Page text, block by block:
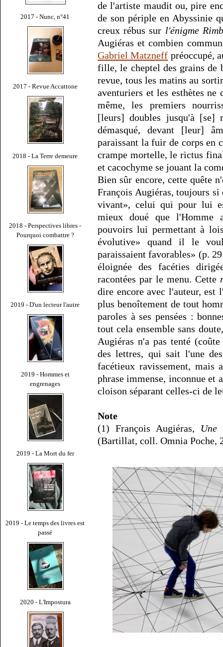
2017 - Nunc, n°41
2017 - Revue Accattone
2018 - La Terre demeure
2018 - Perspectives libres -
Pourquoi combattre ?
2019 - D'un lecteur l'autre
2019 - Hommes et
engrenages
2019 - La Mort du fer
2019 - Le temps des livres est
passé
2020 - L'Impostura
de l'artiste maudit ou, pire
de son périple en Abyssinie
creux rébus sur l'énigme
Augiéras et combien
Gabriel Matzneff préoccupé,
fille, le cheptel des grains de
revue, tous les matins au
aventuriers et les esthètes
même, les premiers
[leurs] doubles jusqu'à [se]
démasqué, devant [leur]
paraissant la fuir de corps en
crampe mortelle, le rictus
et cacochyme se jouant la
Bien sûr encore, cette quête
François Augiéras, toujours
vivant», celui qui pour lui
mieux doué que l'Homme
pouvoirs lui permettant à
évolutive» quand il le
paraissaient favorables» (p.
éloignée des facéties
racontées par le menu. Cette
dire encore avec l'auteur, est
plus benoîtement de tout
paroles à ses pensées :
tout cela ensemble sans
Augiéras n'a pas tenté
des lettres, qui sait l'une
facétieux ravissement, mais
phrase immense, inconnue et
cloison séparant celles-ci de
Note
(1) François Augiéras, Une
(Bartillat, coll. Omnia Poche,